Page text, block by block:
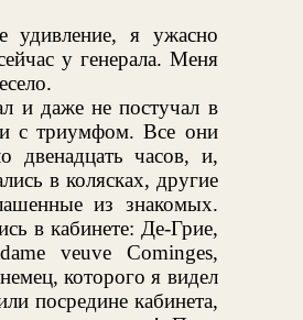
удивление, я ужасно
у генерала. Меня
и даже не постучал в
с триумфом. Все они
двенадцать часов, и,
в колясках, другие
из знакомых.
в кабинете: Де-Грие,
veuve Cominges,
которого я видел
посредине кабинета,